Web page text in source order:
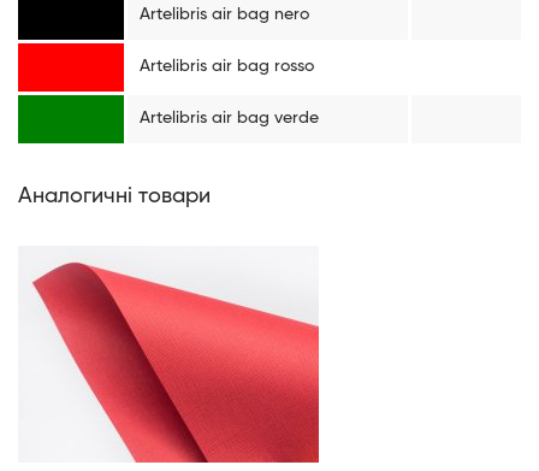
Artelibris air bag nero
Artelibris air bag rosso
Artelibris air bag verde
Аналогичні товари